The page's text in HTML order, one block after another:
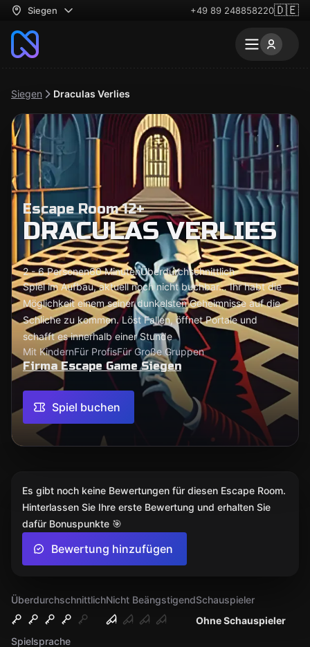
Siegen +49 89 248858220🇩🇪
Siegen Draculas Verlies
Escape Room 12+
DRACULAS VERLIES
2 - 6 Personen60 MinutenÜberdurchschnittlich
Spiel im Aufbau, aktuell noch nicht buchbar… Ihr habt die
Möglichkeit einem seiner dunkelsten Geheimnisse auf die
Schliche zu kommen. Löst Fallen, öffnet Portale und
schafft es innerhalb einer Stunde
Mit KindernFür ProfisFür Große Gruppen
Firma Escape Game Siegen
Spiel buchen
ÜberdurchschnittlichNicht Beängstigend
Ohne Schauspieler
Schauspieler
Spielsprache
Es gibt noch keine Bewertungen für diesen Escape Room.
Hinterlassen Sie Ihre erste Bewertung und erhalten Sie
dafür Bonuspunkte 🎯
Bewertung hinzufügen